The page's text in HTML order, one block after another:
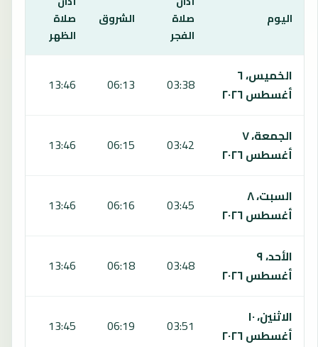
اليوم
صلاة
الفجر
الشروق
صلاة
الظهر
الخميس، ٦
أغسطس ٢٠٢٦
03:38
06:13
13:46
الجمعة، ٧
أغسطس ٢٠٢٦
03:42
06:15
13:46
السبت، ٨
أغسطس ٢٠٢٦
03:45
06:16
13:46
الأحد، ٩
أغسطس ٢٠٢٦
03:48
06:18
13:46
الاثنين، ١٠
أغسطس ٢٠٢٦
03:51
06:19
13:45